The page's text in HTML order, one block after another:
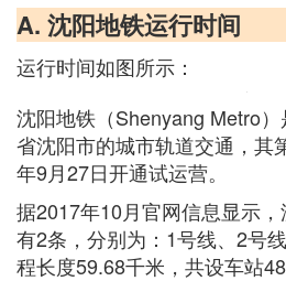
A. 沈阳地铁运行时间
运行时间如图所示：
沈阳地铁（Shenyang Metro
省沈阳市的城市轨道交通，其
年9月27日开通试运营。
据2017年10月官网信息显示
有2条，分别为：1号线、2号
程长度59.68千米，共设车站48